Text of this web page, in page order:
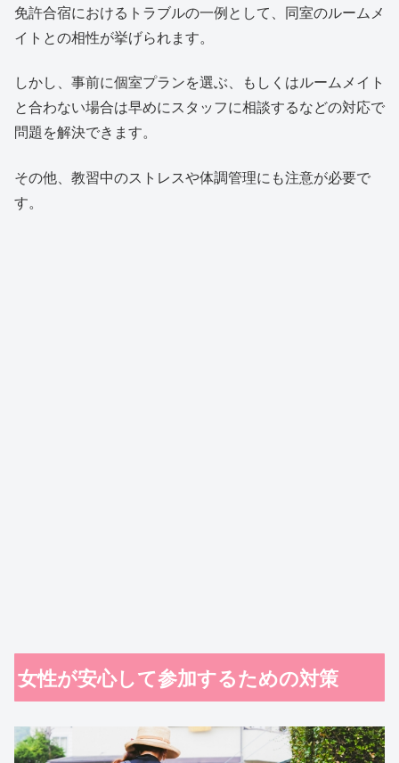
免許合宿におけるトラブルの一例として、同室のルームメ
イトとの相性が挙げられます。
しかし、事前に個室プランを選ぶ、もしくはルームメイト
と合わない場合は早めにスタッフに相談するなどの対応で
問題を解決できます。
その他、教習中のストレスや体調管理にも注意が必要で
す。
女性が安心して参加するための対策